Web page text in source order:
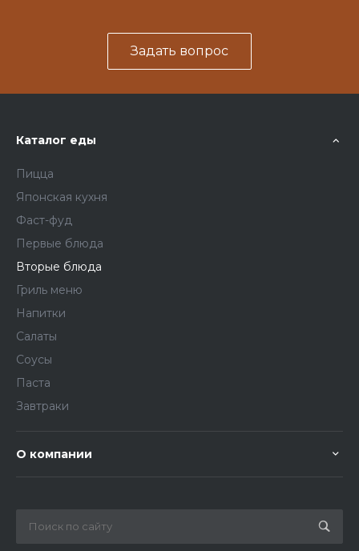
Задать вопрос
Каталог еды
Пицца
Японская кухня
Фаст-фуд
Первые блюда
Вторые блюда
Гриль меню
Напитки
Салаты
Соусы
Паста
Завтраки
О компании